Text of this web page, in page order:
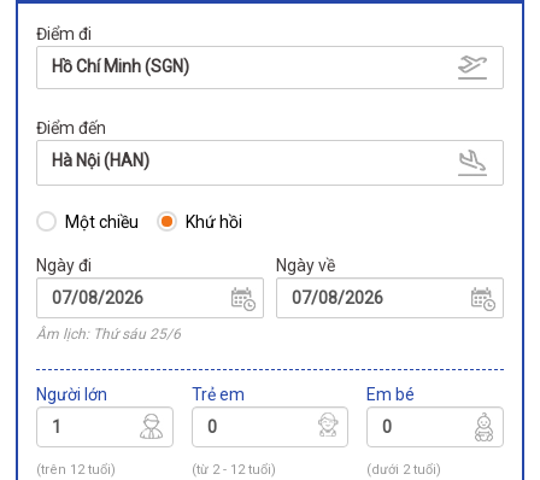
Điểm đi
Hồ Chí Minh (SGN)
Điểm đến
Hà Nội (HAN)
Một chiều Khứ hồi
Ngày đi
Âm lịch: Thứ sáu 25/6
Ngày về
Người lớn
(trên 12 tuổi)
Trẻ em
(từ 2 - 12 tuổi)
Em bé
(dưới 2 tuổi)